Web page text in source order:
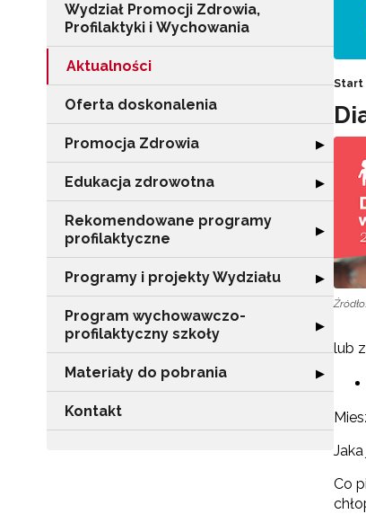
Wydział Promocji Zdrowia,
Profilaktyki i Wychowania
Aktualności
Oferta doskonalenia
Promocja Zdrowia Rozwiń
▶
Edukacja zdrowotna Rozwiń
▶
Rekomendowane programy
profilaktyczne
Rozwiń
▶
Programy i projekty Wydziału Rozwiń
▶
Program wychowawczo-
profilaktyczny szkoły
Rozwiń
▶
Materiały do pobrania Rozwiń
▶
Kontakt
Start
lub
Co